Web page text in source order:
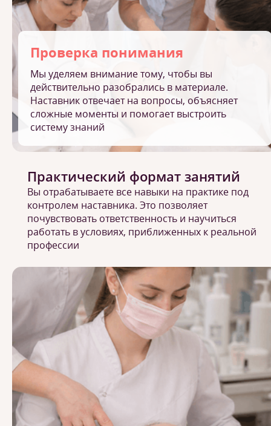
Проверка понимания
Мы уделяем внимание тому, чтобы вы
действительно разобрались в материале.
Наставник отвечает на вопросы, объясняет
сложные моменты и помогает выстроить
систему знаний
Практический формат занятий
Вы отрабатываете все навыки на практике под
контролем наставника. Это позволяет
почувствовать ответственность и научиться
работать в условиях, приближенных к реальной
профессии